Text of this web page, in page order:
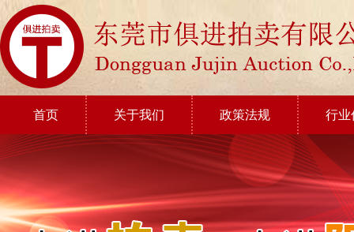
首页 关于我们 政策法规 行业